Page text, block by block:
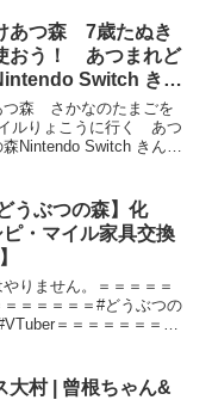
あつ森 7歳たぬき
おう！ あつまれど
Switch きん
つ森 さかなのたまごを
ルりょこうに行く あつ
Nintendo Switch きんぐ
Ninte...
うぶつの森】化
・マイル家具交換
りません。＝＝＝＝＝
＝＝＝＝＝＝#どうぶつの
＝＝＝＝＝＝＝＝
のお手伝...
大村 | 曾根ちゃん&